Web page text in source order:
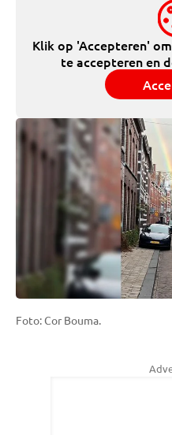
Klik op 'Accepteren'
te accepteren en
Foto: Cor Bouma.